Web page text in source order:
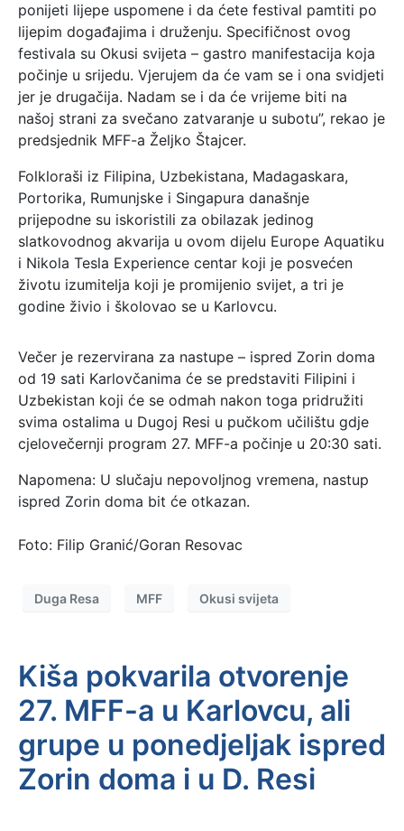
ponijeti lijepe uspomene i da ćete festival pamtiti po
lijepim događajima i druženju. Specifičnost ovog
festivala su Okusi svijeta – gastro manifestacija koja
počinje u srijedu. Vjerujem da će vam se i ona svidjeti
jer je drugačija. Nadam se i da će vrijeme biti na
našoj strani za svečano zatvaranje u subotu”, rekao je
predsjednik MFF-a Željko Štajcer.
Folkloraši iz Filipina, Uzbekistana, Madagaskara,
Portorika, Rumunjske i Singapura današnje
prijepodne su iskoristili za obilazak jedinog
slatkovodnog akvarija u ovom dijelu Europe Aquatiku
i Nikola Tesla Experience centar koji je posvećen
životu izumitelja koji je promijenio svijet, a tri je
godine živio i školovao se u Karlovcu.
Večer je rezervirana za nastupe – ispred Zorin doma
od 19 sati Karlovčanima će se predstaviti Filipini i
Uzbekistan koji će se odmah nakon toga pridružiti
svima ostalima u Dugoj Resi u pučkom učilištu gdje
cjelovečernji program 27. MFF-a počinje u 20:30 sati.
Napomena: U slučaju nepovoljnog vremena, nastup
ispred Zorin doma bit će otkazan.
Foto: Filip Granić/Goran Resovac
Duga Resa MFF Okusi svijeta
Kiša pokvarila otvorenje
27. MFF-a u Karlovcu, ali
grupe u ponedjeljak ispred
Zorin doma i u D. Resi